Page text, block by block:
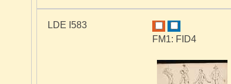
LDE I583
FM1: FID4